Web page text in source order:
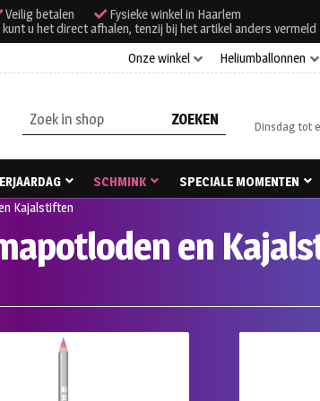
Veilig betalen
Fysieke winkel in Haarlem
u het direct afhalen, tenzij bij het artikel anders vermeld
Onze winkel
Heliumballonnen
Zoeken
naar:
Dinsdag tot
SCHMINK SPECIALE MOMENTEN
Kajalstiften
en